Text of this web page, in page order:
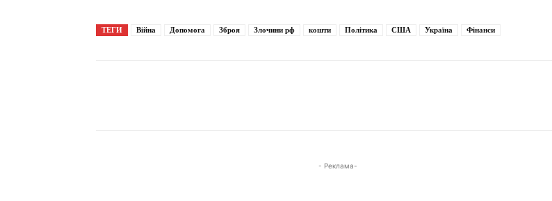
ТЕГИ Війна Допомога Зброя Злочини рф кошти Політика США Україна Фінанси
- Реклама-